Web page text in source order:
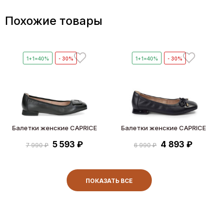
Похожие товары
1+1=40% - 30%
Балетки женские CAPRICE
7 990 ₽ 5 593 ₽
1+1=40% - 30%
Балетки женские CAPRICE
6 990 ₽ 4 893 ₽
ПОКАЗАТЬ ВСЕ